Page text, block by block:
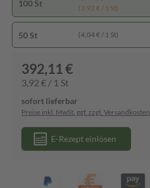
100 St
(3,92 € / 1 St)
50 St (4,04 € / 1 St)
392,11 €
3,92 € / 1 St
sofort lieferbar
Preise inkl. MwSt. ggf. zzgl. Versandkosten
E-Rezept einlösen